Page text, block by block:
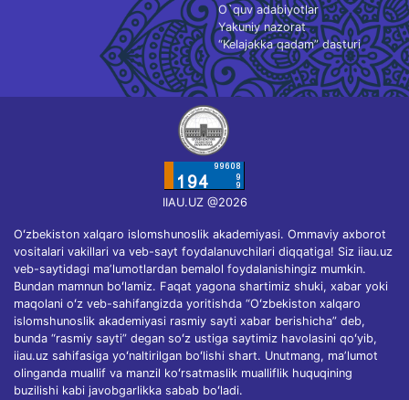
O`quv adabiyotlar
Yakuniy nazorat
“Kelajakka qadam” dasturi
IIAU.UZ @2026
Oʻzbekiston xalqaro islomshunoslik akademiyasi. Ommaviy axborot
vositalari vakillari va veb-sayt foydalanuvchilari diqqatiga! Siz iiau.uz
veb-saytidagi maʼlumotlardan bemalol foydalanishingiz mumkin.
Bundan mamnun boʻlamiz. Faqat yagona shartimiz shuki, xabar yoki
maqolani oʻz veb-sahifangizda yoritishda “Oʻzbekiston xalqaro
islomshunoslik akademiyasi rasmiy sayti xabar berishicha” deb,
bunda “rasmiy sayti” degan soʻz ustiga saytimiz havolasini qoʻyib,
iiau.uz sahifasiga yoʻnaltirilgan boʻlishi shart. Unutmang, maʼlumot
olinganda muallif va manzil koʻrsatmaslik mualliflik huquqining
buzilishi kabi javobgarlikka sabab boʻladi.